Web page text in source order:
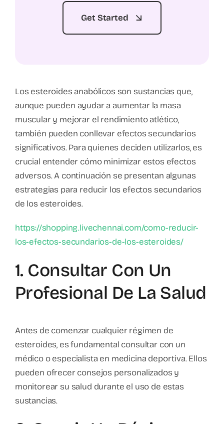
Get Started
Los esteroides anabólicos son sustancias que,
aunque pueden ayudar a aumentar la masa
muscular y mejorar el rendimiento atlético,
también pueden conllevar efectos secundarios
significativos. Para quienes deciden utilizarlos, es
crucial entender cómo minimizar estos efectos
adversos. A continuación se presentan algunas
estrategias para reducir los efectos secundarios
de los esteroides.
https://shopping.livechennai.com/como-reducir-
los-efectos-secundarios-de-los-esteroides/
1. Consultar Con Un
Profesional De La Salud
Antes de comenzar cualquier régimen de
esteroides, es fundamental consultar con un
médico o especialista en medicina deportiva. Ellos
pueden ofrecer consejos personalizados y
monitorear su salud durante el uso de estas
sustancias.